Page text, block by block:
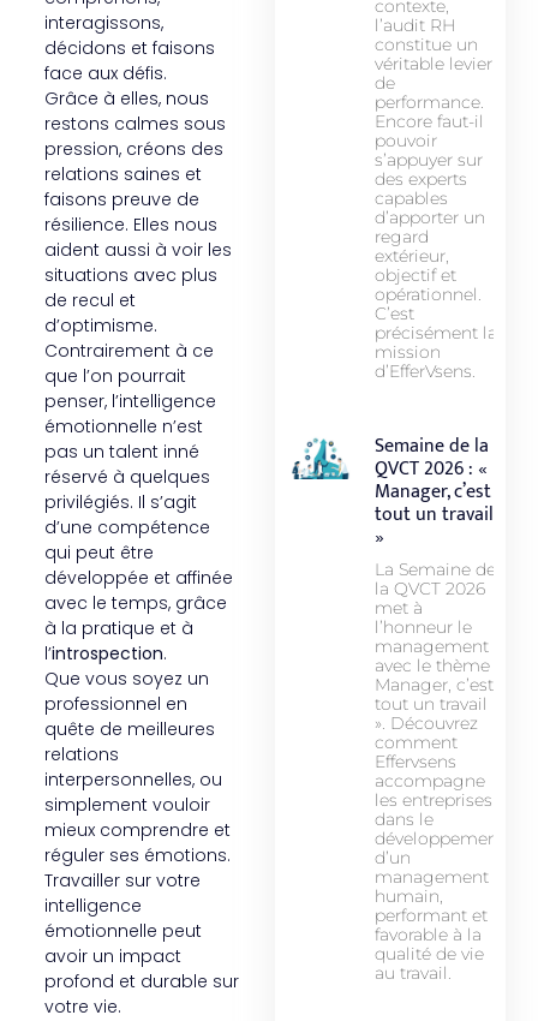
interagissons,
décidons et faisons
face aux défis.
Grâce à elles, nous
restons calmes sous
pression, créons des
relations saines et
faisons preuve de
résilience. Elles nous
aident aussi à voir les
situations avec plus
de recul et
d’optimisme.
Contrairement à ce
que l’on pourrait
penser, l’intelligence
émotionnelle n’est
pas un talent inné
réservé à quelques
privilégiés. Il s’agit
d’une compétence
qui peut être
développée et affinée
avec le temps, grâce
à la pratique et à
l’introspection.
Que vous soyez un
professionnel en
quête de meilleures
relations
interpersonnelles, ou
simplement vouloir
mieux comprendre et
réguler ses émotions.
Travailler sur votre
intelligence
émotionnelle peut
avoir un impact
profond et durable sur
votre vie.
contexte,
l’audit RH
constitue un
véritable levier
de
performance.
Encore faut-il
pouvoir
s’appuyer sur
des experts
capables
d’apporter un
regard
extérieur,
objectif et
opérationnel.
C’est
précisément la
mission
d’EfferVsens.
Semaine de la
QVCT 2026 : «
Manager, c’est
tout un travail !
»
La Semaine de
la QVCT 2026
met à
l’honneur le
management
avec le thème «
Manager, c’est
tout un travail !
». Découvrez
comment
Effervsens
accompagne
les entreprises
dans le
développement
d’un
management
humain,
performant et
favorable à la
qualité de vie
au travail.